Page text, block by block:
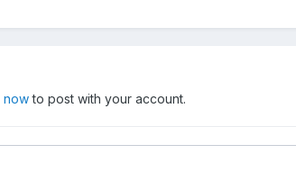
nowto post with your account.